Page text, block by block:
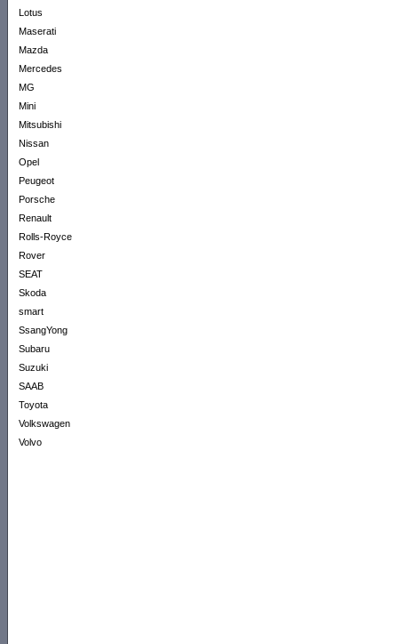
Lotus
Maserati
Mazda
Mercedes
MG
Mini
Mitsubishi
Nissan
Opel
Peugeot
Porsche
Renault
Rolls-Royce
Rover
SEAT
Skoda
smart
SsangYong
Subaru
Suzuki
SAAB
Toyota
Volkswagen
Volvo